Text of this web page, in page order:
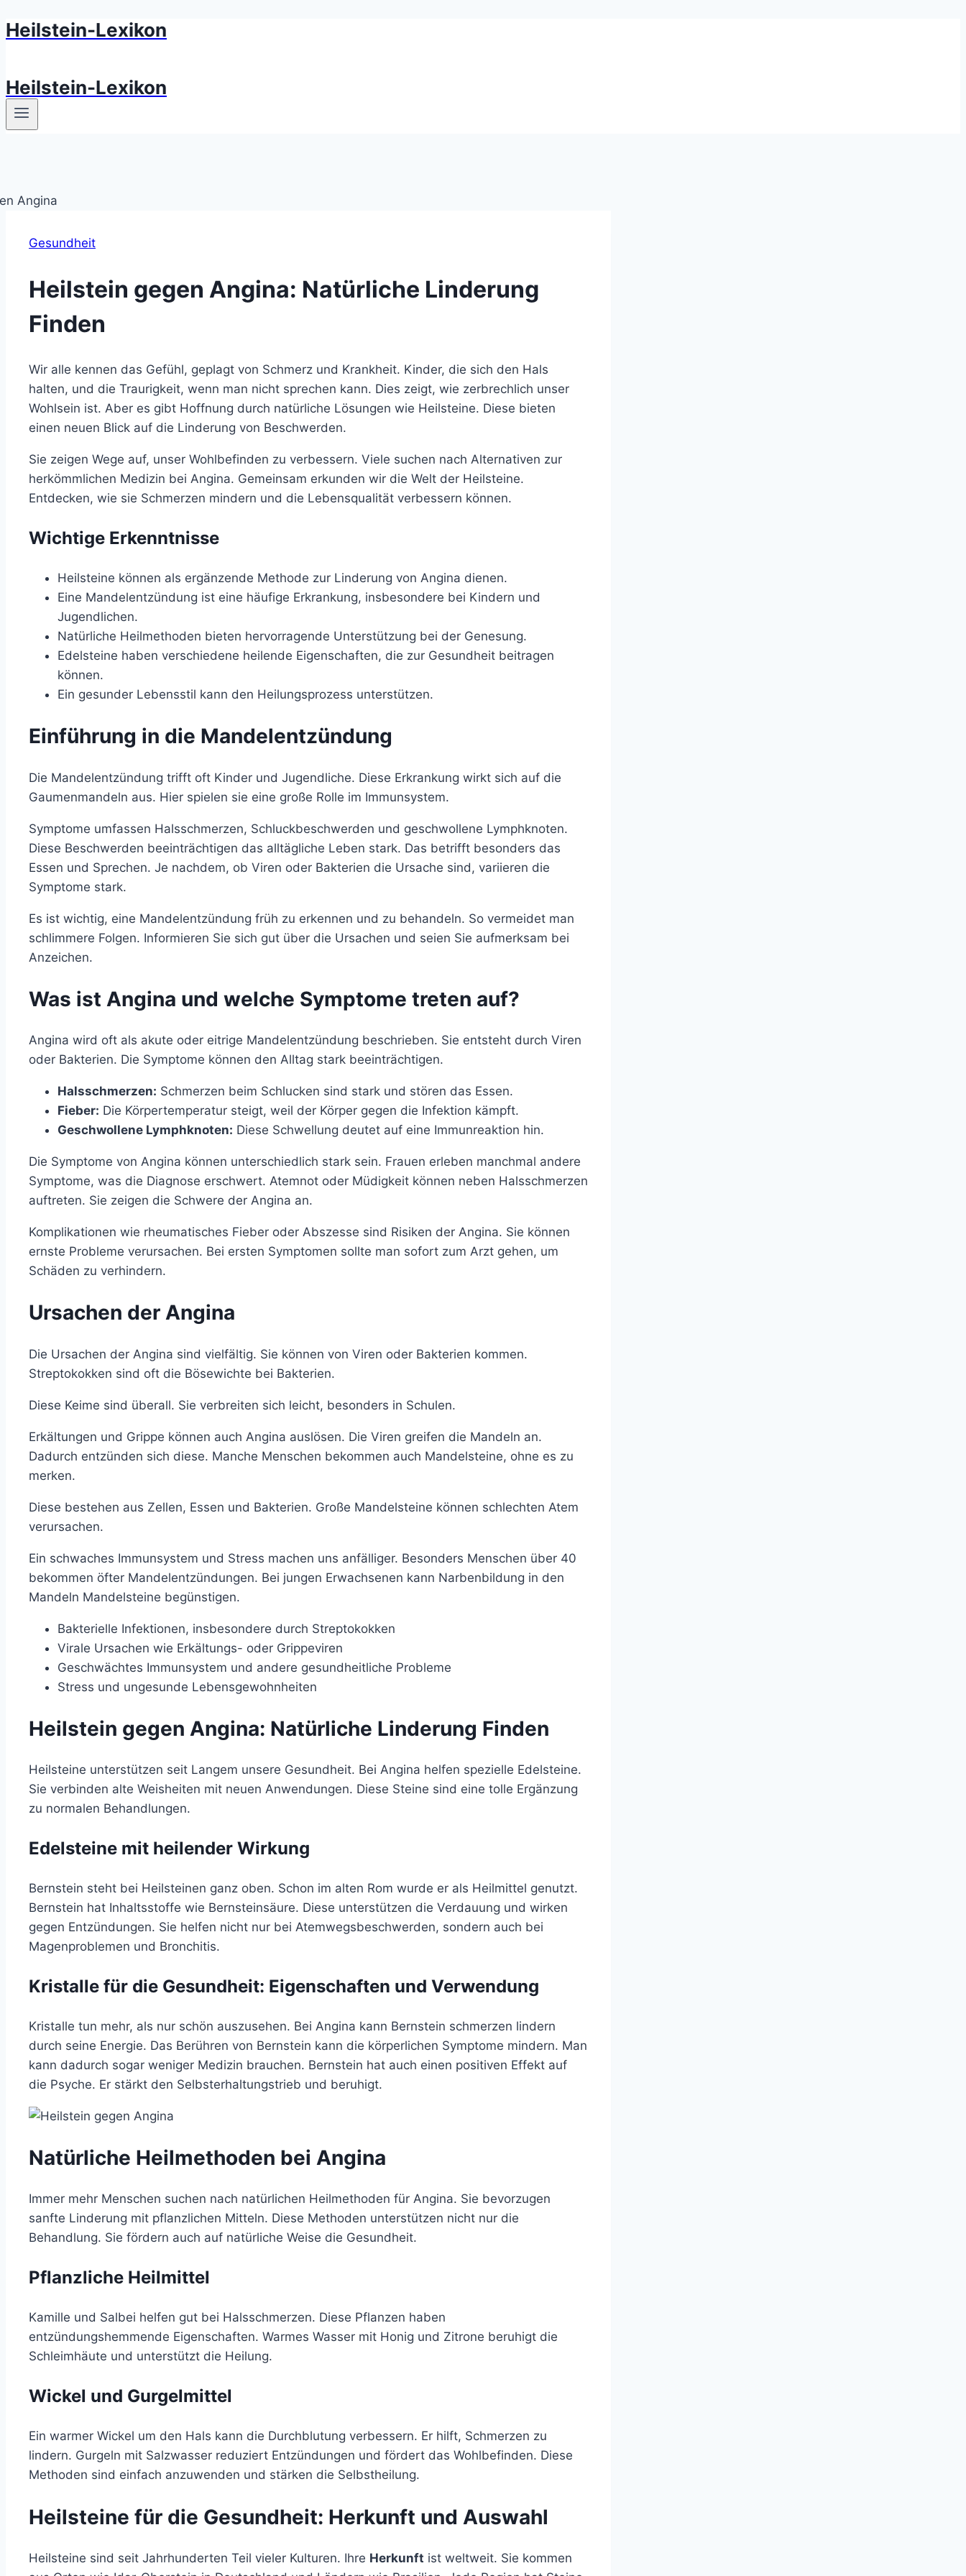
Zum
Heilstein-Lexikon
Heilstein-Lexikon
Gesundheit
Heilstein gegen Angina: Natürliche Linderung
Finden
Wir alle kennen das Gefühl, geplagt von Schmerz und Krankheit. Kinder, die sich den Hals
halten, und die Traurigkeit, wenn man nicht sprechen kann. Dies zeigt, wie zerbrechlich unser
Wohlsein ist. Aber es gibt Hoffnung durch natürliche Lösungen wie Heilsteine. Diese bieten
einen neuen Blick auf die Linderung von Beschwerden.
Sie zeigen Wege auf, unser Wohlbefinden zu verbessern. Viele suchen nach Alternativen zur
herkömmlichen Medizin bei Angina. Gemeinsam erkunden wir die Welt der Heilsteine.
Entdecken, wie sie Schmerzen mindern und die Lebensqualität verbessern können.
Wichtige Erkenntnisse
Heilsteine können als ergänzende Methode zur Linderung von Angina dienen.
Eine Mandelentzündung ist eine häufige Erkrankung, insbesondere bei Kindern und
Jugendlichen.
Natürliche Heilmethoden bieten hervorragende Unterstützung bei der Genesung.
Edelsteine haben verschiedene heilende Eigenschaften, die zur Gesundheit beitragen
können.
Ein gesunder Lebensstil kann den Heilungsprozess unterstützen.
Einführung in die Mandelentzündung
Die Mandelentzündung trifft oft Kinder und Jugendliche. Diese Erkrankung wirkt sich auf die
Gaumenmandeln aus. Hier spielen sie eine große Rolle im Immunsystem.
Symptome umfassen Halsschmerzen, Schluckbeschwerden und geschwollene Lymphknoten.
Diese Beschwerden beeinträchtigen das alltägliche Leben stark. Das betrifft besonders das
Essen und Sprechen. Je nachdem, ob Viren oder Bakterien die Ursache sind, variieren die
Symptome stark.
Es ist wichtig, eine Mandelentzündung früh zu erkennen und zu behandeln. So vermeidet man
schlimmere Folgen. Informieren Sie sich gut über die Ursachen und seien Sie aufmerksam bei
Anzeichen.
Was ist Angina und welche Symptome treten auf?
Angina wird oft als akute oder eitrige Mandelentzündung beschrieben. Sie entsteht durch Viren
oder Bakterien. Die Symptome können den Alltag stark beeinträchtigen.
Halsschmerzen: Schmerzen beim Schlucken sind stark und stören das Essen.
Fieber: Die Körpertemperatur steigt, weil der Körper gegen die Infektion kämpft.
Geschwollene Lymphknoten: Diese Schwellung deutet auf eine Immunreaktion hin.
Die Symptome von Angina können unterschiedlich stark sein. Frauen erleben manchmal andere
Symptome, was die Diagnose erschwert. Atemnot oder Müdigkeit können neben Halsschmerzen
auftreten. Sie zeigen die Schwere der Angina an.
Komplikationen wie rheumatisches Fieber oder Abszesse sind Risiken der Angina. Sie können
ernste Probleme verursachen. Bei ersten Symptomen sollte man sofort zum Arzt gehen, um
Schäden zu verhindern.
Ursachen der Angina
Die Ursachen der Angina sind vielfältig. Sie können von Viren oder Bakterien kommen.
Streptokokken sind oft die Bösewichte bei Bakterien.
Diese Keime sind überall. Sie verbreiten sich leicht, besonders in Schulen.
Erkältungen und Grippe können auch Angina auslösen. Die Viren greifen die Mandeln an.
Dadurch entzünden sich diese. Manche Menschen bekommen auch Mandelsteine, ohne es zu
merken.
Diese bestehen aus Zellen, Essen und Bakterien. Große Mandelsteine können schlechten Atem
verursachen.
Ein schwaches Immunsystem und Stress machen uns anfälliger. Besonders Menschen über 40
bekommen öfter Mandelentzündungen. Bei jungen Erwachsenen kann Narbenbildung in den
Mandeln Mandelsteine begünstigen.
Bakterielle Infektionen, insbesondere durch Streptokokken
Virale Ursachen wie Erkältungs- oder Grippeviren
Geschwächtes Immunsystem und andere gesundheitliche Probleme
Stress und ungesunde Lebensgewohnheiten
Heilstein gegen Angina: Natürliche Linderung Finden
Heilsteine unterstützen seit Langem unsere Gesundheit. Bei Angina helfen spezielle Edelsteine.
Sie verbinden alte Weisheiten mit neuen Anwendungen. Diese Steine sind eine tolle Ergänzung
zu normalen Behandlungen.
Edelsteine mit heilender Wirkung
Bernstein steht bei Heilsteinen ganz oben. Schon im alten Rom wurde er als Heilmittel genutzt.
Bernstein hat Inhaltsstoffe wie Bernsteinsäure. Diese unterstützen die Verdauung und wirken
gegen Entzündungen. Sie helfen nicht nur bei Atemwegsbeschwerden, sondern auch bei
Magenproblemen und Bronchitis.
Kristalle für die Gesundheit: Eigenschaften und Verwendung
Kristalle tun mehr, als nur schön auszusehen. Bei Angina kann Bernstein schmerzen lindern
durch seine Energie. Das Berühren von Bernstein kann die körperlichen Symptome mindern. Man
kann dadurch sogar weniger Medizin brauchen. Bernstein hat auch einen positiven Effekt auf
die Psyche. Er stärkt den Selbsterhaltungstrieb und beruhigt.
Natürliche Heilmethoden bei Angina
Immer mehr Menschen suchen nach natürlichen Heilmethoden für Angina. Sie bevorzugen
sanfte Linderung mit pflanzlichen Mitteln. Diese Methoden unterstützen nicht nur die
Behandlung. Sie fördern auch auf natürliche Weise die Gesundheit.
Pflanzliche Heilmittel
Kamille und Salbei helfen gut bei Halsschmerzen. Diese Pflanzen haben
entzündungshemmende Eigenschaften. Warmes Wasser mit Honig und Zitrone beruhigt die
Schleimhäute und unterstützt die Heilung.
Wickel und Gurgelmittel
Ein warmer Wickel um den Hals kann die Durchblutung verbessern. Er hilft, Schmerzen zu
lindern. Gurgeln mit Salzwasser reduziert Entzündungen und fördert das Wohlbefinden. Diese
Methoden sind einfach anzuwenden und stärken die Selbstheilung.
Heilsteine für die Gesundheit: Herkunft und Auswahl
Heilsteine sind seit Jahrhunderten Teil vieler Kulturen. Ihre Herkunft ist weltweit. Sie kommen